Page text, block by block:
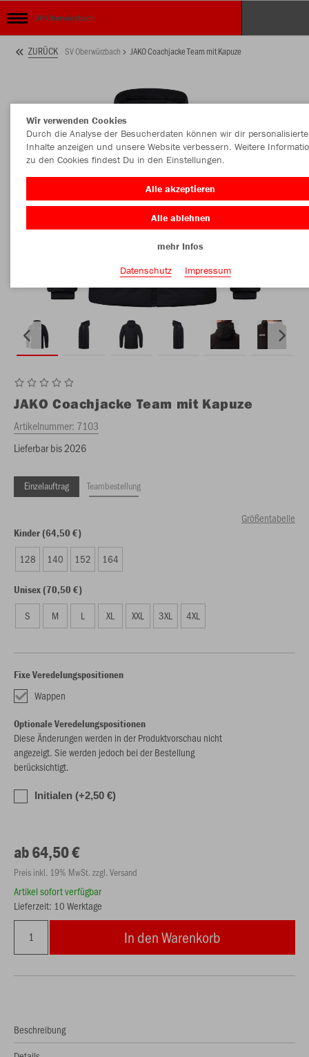
SV Oberwürzbach
ZURÜCK SV Oberwürzbach JAKO Coachjacke Team mit Kapuze
JAKO Coachjacke Team mit Kapuze
Artikelnummer: 7103
Lieferbar bis 2026
Einzelauftrag Teambestellung
Größentabelle
Kinder (64,50 €)
128 140 152 164
Unisex (70,50 €)
S M L XL XXL 3XL 4XL
Fixe Veredelungspositionen
Wappen
Optionale Veredelungspositionen
Diese Änderungen werden in der Produktvorschau nicht
angezeigt. Sie werden jedoch bei der Bestellung
berücksichtigt.
Initialen (+2,50 €)
ab 64,50 €
Preis inkl. 19% MwSt. zzgl. Versand
Artikel sofort verfügbar
Lieferzeit: 10 Werktage
In den Warenkorb
Beschreibung
Wir verwenden Cookies
Durch die Analyse der Besucherdaten können wir dir personalisierte
Inhalte anzeigen und unsere Website verbessern. Weitere
zu den Cookies findest Du in den Einstellungen.
Alle akzeptieren
Alle ablehnen
mehr Infos
Datenschutz
Impressum